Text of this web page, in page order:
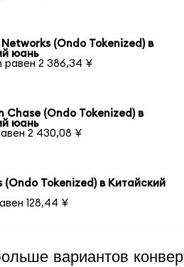
(Ondo Tokenized) в
юань
равен 2 386,34 ¥
Chase (Ondo Tokenized) в
юань
2 430,08 ¥
(Ondo Tokenized) в Китайский
128,44 ¥
вариантов